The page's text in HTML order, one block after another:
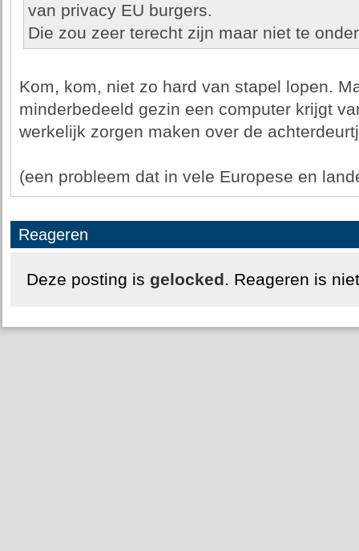
van privacy EU burgers.
Die zou zeer terecht zijn maar niet te
Kom, kom, niet zo hard van stapel lopen.
minderbedeeld gezin een computer krijgt
werkelijk zorgen maken over de
(een probleem dat in vele Europese en
Reageren
Deze posting is gelocked. Reageren is